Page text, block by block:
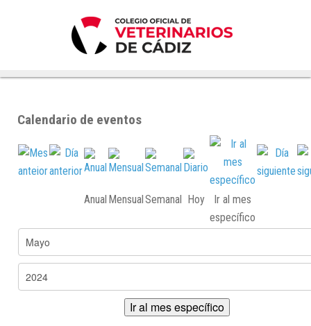
Calendario de eventos
Anual MensualSemanal Hoy
Ir al mes
específico
Ir al mes específico